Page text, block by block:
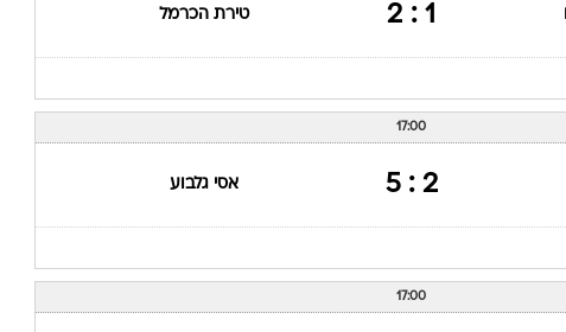
1 : 2 טירת הכרמל
17:00
2 : 5 אסי גלבוע
17:00